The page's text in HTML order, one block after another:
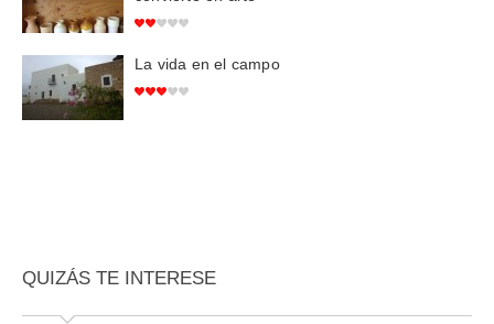
La vida en el campo
QUIZÁS TE INTERESE